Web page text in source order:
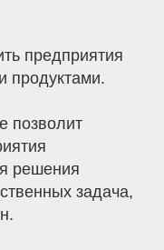
предприятия
продуктами.
позволит
решения
задача,